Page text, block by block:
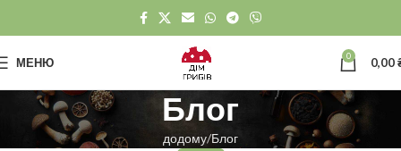
МЕНЮ 0 0,00
Блог
додому Блог